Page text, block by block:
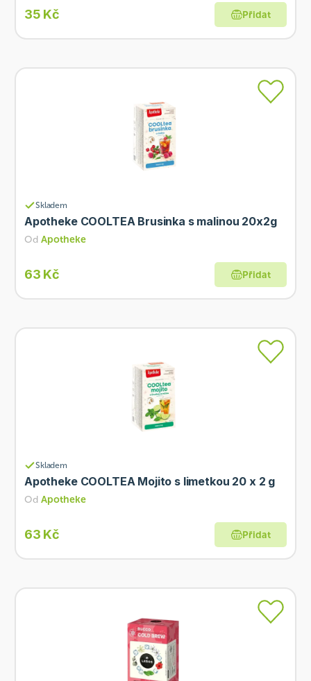
35 Kč Přidat
Skladem
Apotheke COOLTEA Brusinka s malinou 20x2g
Od Apotheke
63 Kč Přidat
Skladem
Apotheke COOLTEA Mojito s limetkou 20 x 2 g
Od Apotheke
63 Kč Přidat